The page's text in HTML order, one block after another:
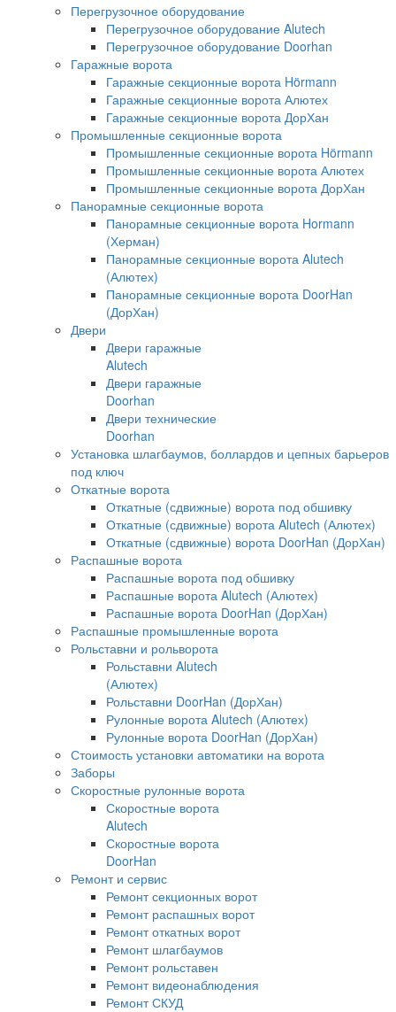
Перегрузочное оборудование
Перегрузочное оборудование Alutech
Перегрузочное оборудование Doorhan
Гаражные ворота
Гаражные секционные ворота Hörmann
Гаражные секционные ворота Алютех
Гаражные секционные ворота ДорХан
Промышленные секционные ворота
Промышленные секционные ворота Hörmann
Промышленные секционные ворота Алютех
Промышленные секционные ворота ДорХан
Панорамные секционные ворота
Панорамные секционные ворота Hormann
(Херман)
Панорамные секционные ворота Alutech
(Алютех)
Панорамные секционные ворота DoorHan
(ДорХан)
Двери
Двери гаражные
Alutech
Двери гаражные
Doorhan
Двери технические
Doorhan
Установка шлагбаумов, боллардов и цепных барьеров
под ключ
Откатные ворота
Откатные (сдвижные) ворота под обшивку
Откатные (сдвижные) ворота Alutech (Алютех)
Откатные (сдвижные) ворота DoorHan (ДорХан)
Распашные ворота
Распашные ворота под обшивку
Распашные ворота Alutech (Алютех)
Распашные ворота DoorHan (ДорХан)
Распашные промышленные ворота
Рольставни и рольворота
Рольставни Alutech
(Алютех)
Рольставни DoorHan (ДорХан)
Рулонные ворота Alutech (Алютех)
Рулонные ворота DoorHan (ДорХан)
Стоимость установки автоматики на ворота
Заборы
Скоростные рулонные ворота
Скоростные ворота
Alutech
Скоростные ворота
DoorHan
Ремонт и сервис
Ремонт секционных ворот
Ремонт распашных ворот
Ремонт откатных ворот
Ремонт шлагбаумов
Ремонт рольставен
Ремонт видеонаблюдения
Ремонт СКУД